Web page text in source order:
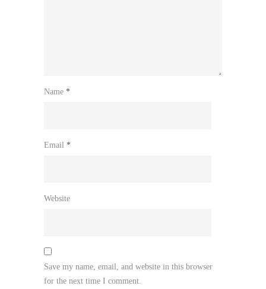
Name *
Email *
Website
Save my name, email, and website in this browser
for the next time I comment.